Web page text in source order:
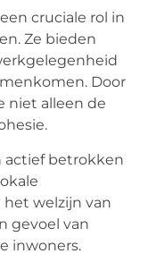
cruciale rol in
Ze bieden
Door
niet alleen de
actief betrokken
het welzijn van
gevoel van
inwoners.